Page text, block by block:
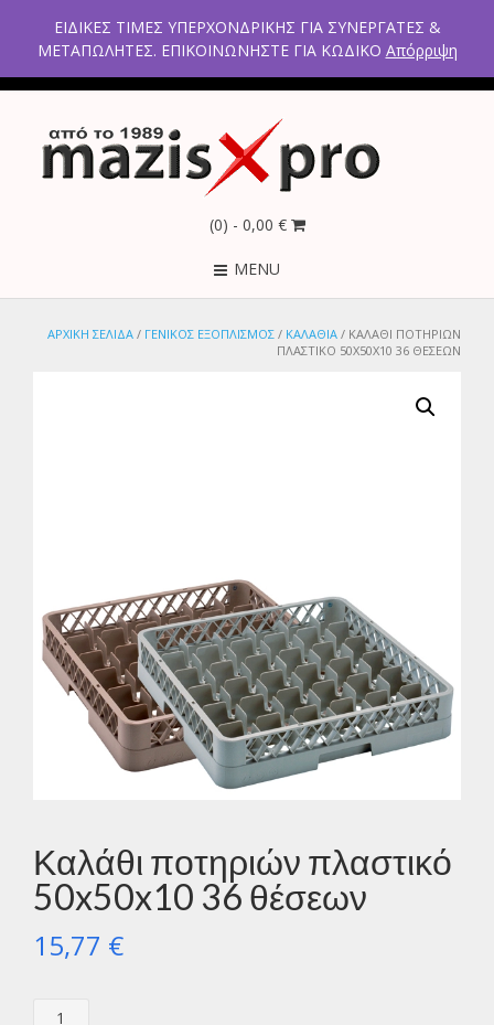
2ο χλμ Κρανιδίου – Πορτοχελίου, Αργολίδα 21300
Τηλέφωνα: 2754021300 – 6946670771 - 2103005798
(0) - 0,00 €
MENU
ΑΡΧΙΚΉ ΣΕΛΊΔΑ / ΓΕΝΙΚΟΣ ΕΞΟΠΛΊΣΜΟΣ / ΚΑΛΑΘΙΑ / ΚΑΛΆΘΙ ΠΟΤΗΡΙΏΝ
ΠΛΑΣΤΙΚΌ 50X50X10 36 ΘΈΣΕΩΝ
Καλάθι ποτηριών πλαστικό
50x50x10 36 θέσεων
15,77 €
Καλάθι
ΕΙΔΙΚΕΣ ΤΙΜΕΣ ΥΠΕΡΧΟΝΔΡΙΚΗΣ ΓΙΑ ΣΥΝΕΡΓΑΤΕΣ &
ΜΕΤΑΠΩΛΗΤΕΣ. ΕΠΙΚΟΙΝΩΝΗΣΤΕ ΓΙΑ ΚΩΔΙΚΟ Απόρριψη